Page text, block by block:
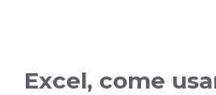
Excel, come